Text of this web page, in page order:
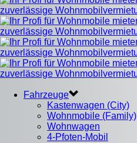
Fahrzeuge
Kastenwagen (City)
Wohnmobile (Family)
Wohnwagen
4-Pfoten-Mobil